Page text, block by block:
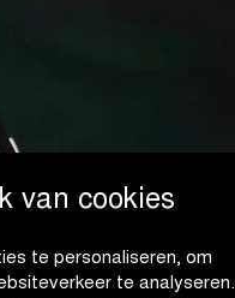
van cookies
te personaliseren, om
te analyseren.